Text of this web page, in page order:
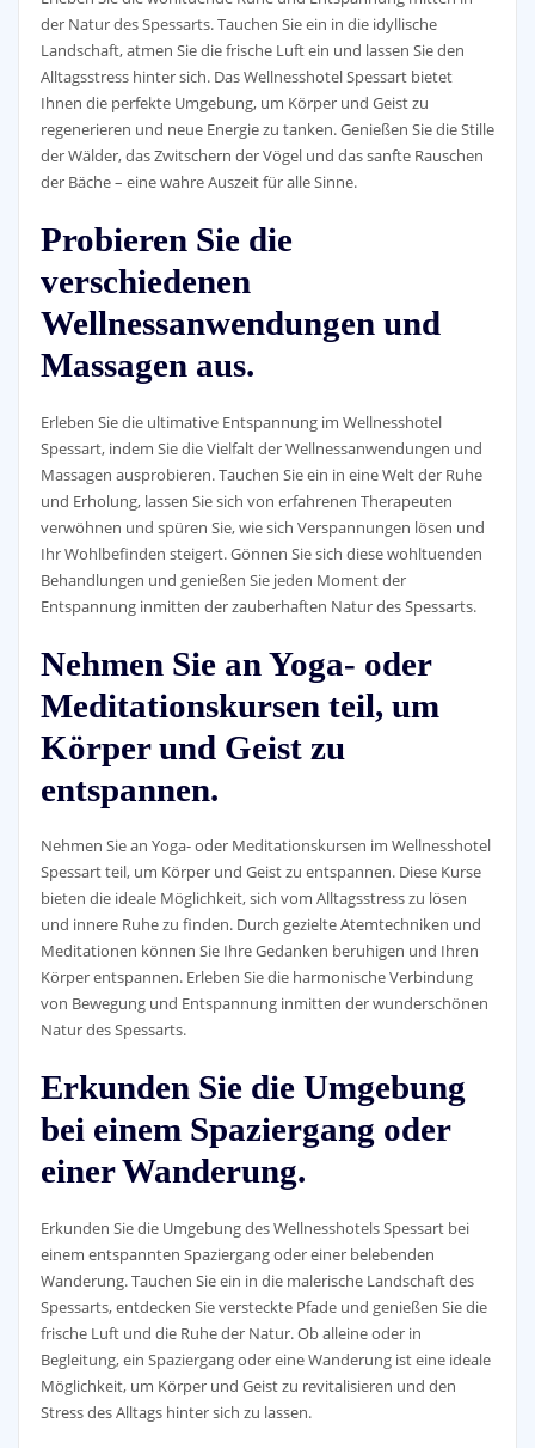
der Natur des Spessarts. Tauchen Sie ein in die idyllische
Landschaft, atmen Sie die frische Luft ein und lassen Sie den
Alltagsstress hinter sich. Das Wellnesshotel Spessart bietet
Ihnen die perfekte Umgebung, um Körper und Geist zu
regenerieren und neue Energie zu tanken. Genießen Sie die Stille
der Wälder, das Zwitschern der Vögel und das sanfte Rauschen
der Bäche – eine wahre Auszeit für alle Sinne.
Probieren Sie die
verschiedenen
Wellnessanwendungen und
Massagen aus.
Erleben Sie die ultimative Entspannung im Wellnesshotel
Spessart, indem Sie die Vielfalt der Wellnessanwendungen und
Massagen ausprobieren. Tauchen Sie ein in eine Welt der Ruhe
und Erholung, lassen Sie sich von erfahrenen Therapeuten
verwöhnen und spüren Sie, wie sich Verspannungen lösen und
Ihr Wohlbefinden steigert. Gönnen Sie sich diese wohltuenden
Behandlungen und genießen Sie jeden Moment der
Entspannung inmitten der zauberhaften Natur des Spessarts.
Nehmen Sie an Yoga- oder
Meditationskursen teil, um
Körper und Geist zu
entspannen.
Nehmen Sie an Yoga- oder Meditationskursen im Wellnesshotel
Spessart teil, um Körper und Geist zu entspannen. Diese Kurse
bieten die ideale Möglichkeit, sich vom Alltagsstress zu lösen
und innere Ruhe zu finden. Durch gezielte Atemtechniken und
Meditationen können Sie Ihre Gedanken beruhigen und Ihren
Körper entspannen. Erleben Sie die harmonische Verbindung
von Bewegung und Entspannung inmitten der wunderschönen
Natur des Spessarts.
Erkunden Sie die Umgebung
bei einem Spaziergang oder
einer Wanderung.
Erkunden Sie die Umgebung des Wellnesshotels Spessart bei
einem entspannten Spaziergang oder einer belebenden
Wanderung. Tauchen Sie ein in die malerische Landschaft des
Spessarts, entdecken Sie versteckte Pfade und genießen Sie die
frische Luft und die Ruhe der Natur. Ob alleine oder in
Begleitung, ein Spaziergang oder eine Wanderung ist eine ideale
Möglichkeit, um Körper und Geist zu revitalisieren und den
Stress des Alltags hinter sich zu lassen.